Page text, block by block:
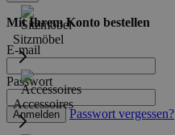
Sitzmöbel
Accessoires
Mit Ihrem Konto bestellen
E-mail
Passwort
Anmelden Passwort vergessen?